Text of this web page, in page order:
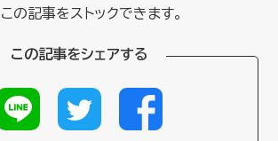
この記事をストックできます。
この記事をシェアする